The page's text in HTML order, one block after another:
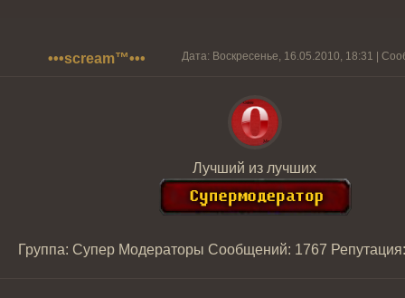
•••scream™••• Дата: Воскресенье, 16.05.2010, 18:31 |
Лучший из лучших
Группа: Супер Модераторы Сообщений: 1767